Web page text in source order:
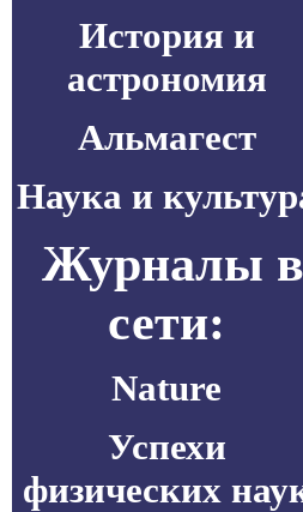
История и
астрономия
Альмагест
Наука и
Журналы в
сети:
Nature
Успехи
физических